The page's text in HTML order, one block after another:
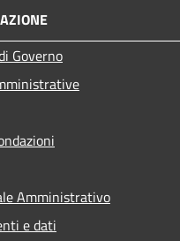
Governo
Amministrativo
e dati